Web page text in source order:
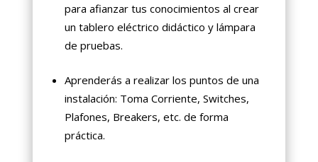
para afianzar tus conocimientos al crear
un tablero eléctrico didáctico y lámpara
de pruebas.
Aprenderás a realizar los puntos de una
instalación: Toma Corriente, Switches,
Plafones, Breakers, etc. de forma
práctica.